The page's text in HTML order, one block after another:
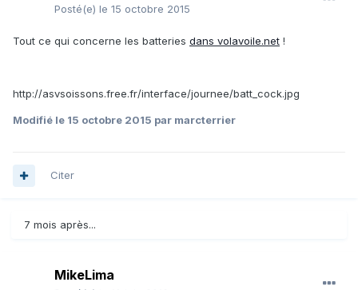
Posté(e) le 15 octobre 2015
Tout ce qui concerne les batteries dans volavoile.net !
http://asvsoissons.free.fr/interface/journee/batt_cock.jpg
Modifié le 15 octobre 2015 par marcterrier
Citer
7 mois après...
MikeLima